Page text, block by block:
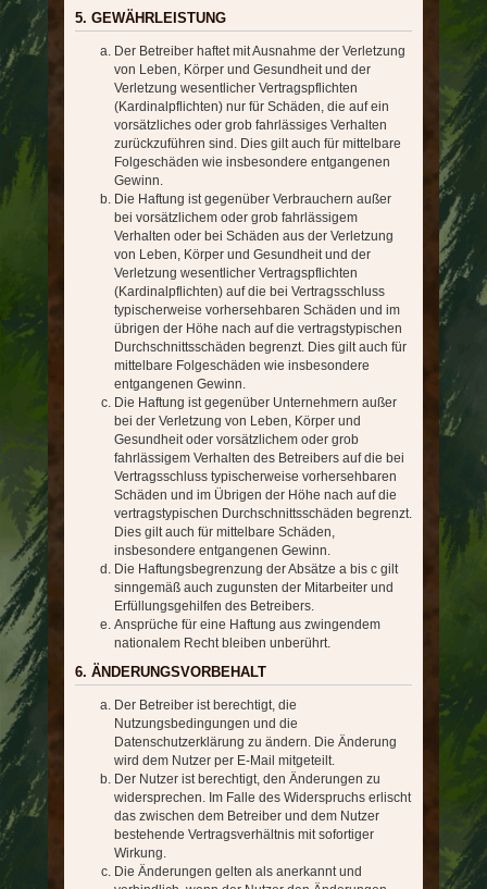
5. GEWÄHRLEISTUNG
Der Betreiber haftet mit Ausnahme der Verletzung
von Leben, Körper und Gesundheit und der
Verletzung wesentlicher Vertragspflichten
(Kardinalpflichten) nur für Schäden, die auf ein
vorsätzliches oder grob fahrlässiges Verhalten
zurückzuführen sind. Dies gilt auch für mittelbare
Folgeschäden wie insbesondere entgangenen
Gewinn.
Die Haftung ist gegenüber Verbrauchern außer
bei vorsätzlichem oder grob fahrlässigem
Verhalten oder bei Schäden aus der Verletzung
von Leben, Körper und Gesundheit und der
Verletzung wesentlicher Vertragspflichten
(Kardinalpflichten) auf die bei Vertragsschluss
typischerweise vorhersehbaren Schäden und im
übrigen der Höhe nach auf die vertragstypischen
Durchschnittsschäden begrenzt. Dies gilt auch für
mittelbare Folgeschäden wie insbesondere
entgangenen Gewinn.
Die Haftung ist gegenüber Unternehmern außer
bei der Verletzung von Leben, Körper und
Gesundheit oder vorsätzlichem oder grob
fahrlässigem Verhalten des Betreibers auf die bei
Vertragsschluss typischerweise vorhersehbaren
Schäden und im Übrigen der Höhe nach auf die
vertragstypischen Durchschnittsschäden begrenzt.
Dies gilt auch für mittelbare Schäden,
insbesondere entgangenen Gewinn.
Die Haftungsbegrenzung der Absätze a bis c gilt
sinngemäß auch zugunsten der Mitarbeiter und
Erfüllungsgehilfen des Betreibers.
Ansprüche für eine Haftung aus zwingendem
nationalem Recht bleiben unberührt.
6. ÄNDERUNGSVORBEHALT
Der Betreiber ist berechtigt, die
Nutzungsbedingungen und die
Datenschutzerklärung zu ändern. Die Änderung
wird dem Nutzer per E-Mail mitgeteilt.
Der Nutzer ist berechtigt, den Änderungen zu
widersprechen. Im Falle des Widerspruchs erlischt
das zwischen dem Betreiber und dem Nutzer
bestehende Vertragsverhältnis mit sofortiger
Wirkung.
Die Änderungen gelten als anerkannt und